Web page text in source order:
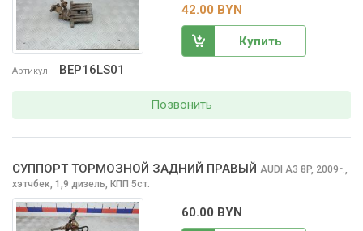
Артикул BEP16LS01
42.00 BYN
Купить
Позвонить
СУППОРТ ТОРМОЗНОЙ ЗАДНИЙ ПРАВЫЙ AUDI A3 8P, 2009г.,
хэтчбек, 1,9 дизель, КПП 5ст.
60.00 BYN